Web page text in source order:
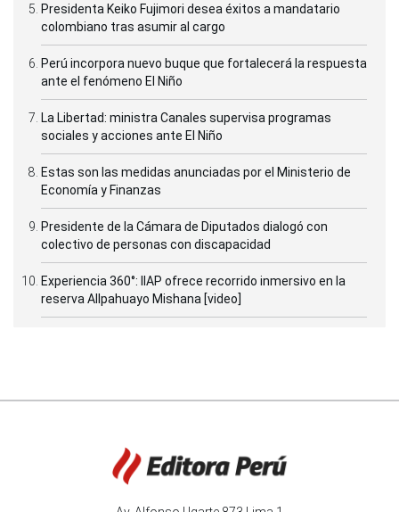
Presidenta Keiko Fujimori desea éxitos a mandatario
colombiano tras asumir al cargo
Perú incorpora nuevo buque que fortalecerá la respuesta
ante el fenómeno El Niño
La Libertad: ministra Canales supervisa programas
sociales y acciones ante El Niño
Estas son las medidas anunciadas por el Ministerio de
Economía y Finanzas
Presidente de la Cámara de Diputados dialogó con
colectivo de personas con discapacidad
Experiencia 360°: IIAP ofrece recorrido inmersivo en la
reserva Allpahuayo Mishana [video]